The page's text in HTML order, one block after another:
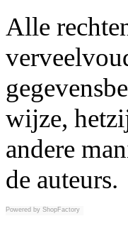
Alle
wijze,
andere
de auteurs.
Powered by ShopFactory